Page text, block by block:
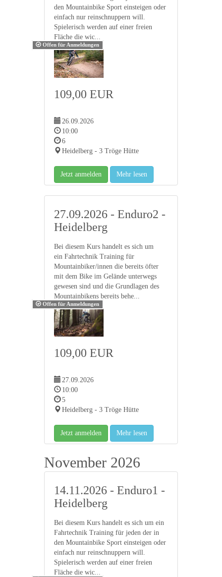
den Mountainbike Sport einsteigen oder
einfach nur reinschnuppern will.
Spielerisch werden auf einer freien
Fläche die wic...
Offen für Anmeldungen
109,00 EUR
26.09.2026
10:00
6
Heidelberg - 3 Tröge Hütte
Jetzt anmelden Mehr lesen
27.09.2026 - Enduro2 -
Heidelberg
Bei diesem Kurs handelt es sich um
ein Fahrtechnik Training für
Mountainbiker/innen die bereits öfter
mit dem Bike im Gelände unterwegs
gewesen sind und die Grundlagen des
Mountainbikens bereits behe...
Offen für Anmeldungen
109,00 EUR
27.09.2026
10:00
5
Heidelberg - 3 Tröge Hütte
Jetzt anmelden Mehr lesen
November 2026
14.11.2026 - Enduro1 -
Heidelberg
Bei diesem Kurs handelt es sich um ein
Fahrtechnik Training für jeden der in
den Mountainbike Sport einsteigen oder
einfach nur reinschnuppern will.
Spielerisch werden auf einer freien
Fläche die wic...